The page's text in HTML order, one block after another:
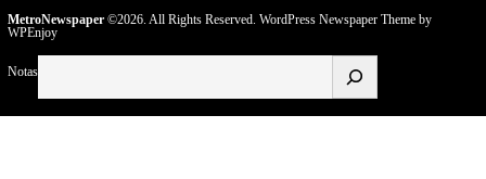
MetroNewspaper©2026. All Rights Reserved. WordPress Newspaper Themeby
WPEnjoy
Notas